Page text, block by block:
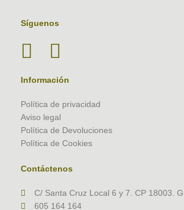
Síguenos
Información
Política de privacidad
Aviso legal
Política de Devoluciones
Política de Cookies
Contáctenos
C/ Santa Cruz Local 6 y 7. CP 18003.
605 164 164